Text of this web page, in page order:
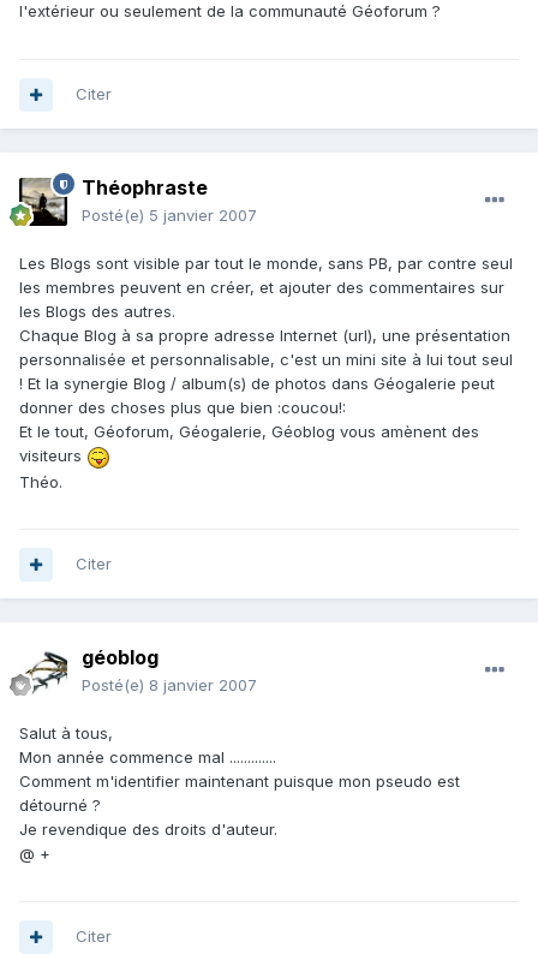
l'extérieur ou seulement de la communauté Géoforum ?
Citer
Théophraste
Posté(e) 5 janvier 2007
Les Blogs sont visible par tout le monde, sans PB, par contre seul
les membres peuvent en créer, et ajouter des commentaires sur
les Blogs des autres.
Chaque Blog à sa propre adresse Internet (url), une présentation
personnalisée et personnalisable, c'est un mini site à lui tout seul
! Et la synergie Blog / album(s) de photos dans Géogalerie peut
donner des choses plus que bien :coucou!:
Et le tout, Géoforum, Géogalerie, Géoblog vous amènent des
visiteurs
Théo.
Citer
géoblog
Posté(e) 8 janvier 2007
Salut à tous,
Mon année commence mal .............
Comment m'identifier maintenant puisque mon pseudo est
détourné ?
Je revendique des droits d'auteur.
@ +
Citer